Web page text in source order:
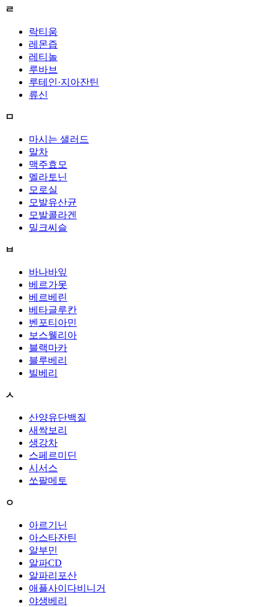
ㄹ
락티움
레몬즙
레티놀
루바브
루테인·지아잔틴
류신
ㅁ
마시는 샐러드
말차
맥주효모
멜라토닌
모로실
모발유산균
모발콜라겐
밀크씨슬
ㅂ
바나바잎
베르가못
베르베린
베타글루칸
벤포티아민
보스웰리아
블랙마카
블루베리
빌베리
ㅅ
산양유단백질
새싹보리
생강차
스페르미딘
시서스
쏘팔메토
ㅇ
아르기닌
아스타잔틴
알부민
알파CD
알파리포산
애플사이다비니거
야생베리